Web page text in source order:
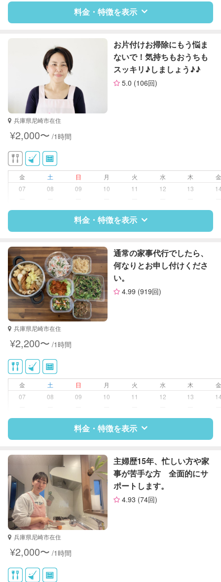
料金・特徴を表示
レビュー
サポートの特徴
対応可能/特徴
家庭料理
お片付けお掃除にもう悩ま
ないで！気持ちもおうちも
スッキリ♪しましょう♪♪
5.0 (106回)
兵庫県尼崎市在住
¥2,000〜 /1時間
金 土 日 月 火 水 木
07
08 09 10 11 12 13
料金・特徴を表示
特徴 料金 レビュー
サポートの特徴
資格
企業型割引対象(旧内閣府補助対象)
自治体届出済ベビーシッター
保育士
対応可能/特徴
洗濯
クリーニングの受け渡し/引き取り
ゴミの分別/ゴミ出し
片付け/整理整頓
通常の家事代行でしたら、
何なりとお申し付けくださ
い。
4.99 (919回)
兵庫県尼崎市在住
¥2,200〜 /1時間
金 土 日 月 火 水 木
07
08 09 10 11 12 13
料金・特徴を表示
特徴 料金 レビュー
サポートの特徴
資格
企業型割引対象(旧内閣府補助対象)
自治体届出済ベビーシッター
全国保育サービス協会(ACSA)認定ベ
対応可能/特徴
主婦歴15年、忙しい方や家
事が苦手な方 全面的にサ
ポートします。
4.93 (74回)
兵庫県尼崎市在住
¥2,000〜 /1時間